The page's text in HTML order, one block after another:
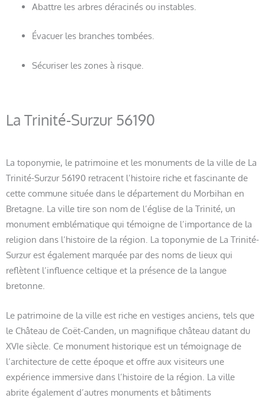
Abattre les arbres déracinés ou instables.
Évacuer les branches tombées.
Sécuriser les zones à risque.
La Trinité-Surzur 56190
La toponymie, le patrimoine et les monuments de la ville de La
Trinité-Surzur 56190 retracent l’histoire riche et fascinante de
cette commune située dans le département du Morbihan en
Bretagne. La ville tire son nom de l’église de la Trinité, un
monument emblématique qui témoigne de l’importance de la
religion dans l’histoire de la région. La toponymie de La Trinité-
Surzur est également marquée par des noms de lieux qui
reflètent l’influence celtique et la présence de la langue
bretonne.
Le patrimoine de la ville est riche en vestiges anciens, tels que
le Château de Coët-Canden, un magnifique château datant du
XVIe siècle. Ce monument historique est un témoignage de
l’architecture de cette époque et offre aux visiteurs une
expérience immersive dans l’histoire de la région. La ville
abrite également d’autres monuments et bâtiments